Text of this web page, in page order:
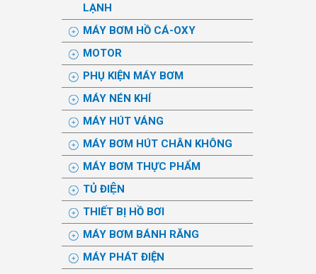
LẠNH
MÁY BƠM HỒ CÁ-OXY
MOTOR
PHỤ KIỆN MÁY BƠM
MÁY NÉN KHÍ
MÁY HÚT VÁNG
MÁY BƠM HÚT CHÂN KHÔNG
MÁY BƠM THỰC PHẨM
TỦ ĐIỆN
THIẾT BỊ HỒ BƠI
MÁY BƠM BÁNH RĂNG
MÁY PHÁT ĐIỆN